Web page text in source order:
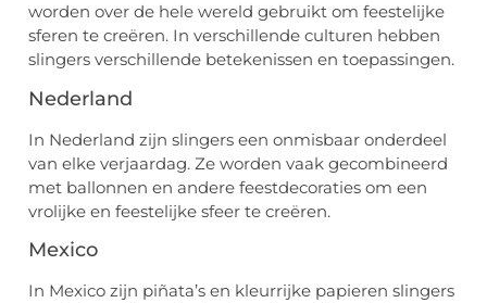
worden over de hele wereld gebruikt om feestelijke
sferen te creëren. In verschillende culturen hebben
slingers verschillende betekenissen en toepassingen.
Nederland
In Nederland zijn slingers een onmisbaar onderdeel
van elke verjaardag. Ze worden vaak gecombineerd
met ballonnen en andere feestdecoraties om een
vrolijke en feestelijke sfeer te creëren.
Mexico
In Mexico zijn piñata’s en kleurrijke papieren slingers